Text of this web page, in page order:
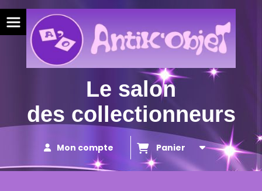
Le salon
des collectionneurs
Mon compte Panier